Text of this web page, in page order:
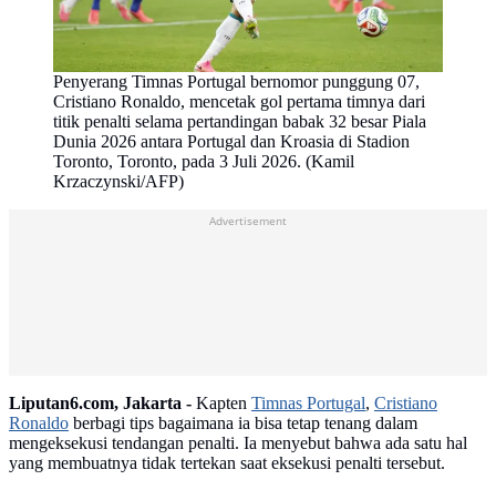
Penyerang Timnas Portugal bernomor punggung 07,
Cristiano Ronaldo, mencetak gol pertama timnya dari
titik penalti selama pertandingan babak 32 besar Piala
Dunia 2026 antara Portugal dan Kroasia di Stadion
Toronto, Toronto, pada 3 Juli 2026. (Kamil
Krzaczynski/AFP)
Advertisement
Liputan6.com, Jakarta - Kapten Timnas Portugal, Cristiano
Ronaldo berbagi tips bagaimana ia bisa tetap tenang dalam
mengeksekusi tendangan penalti. Ia menyebut bahwa ada satu hal
yang membuatnya tidak tertekan saat eksekusi penalti tersebut.